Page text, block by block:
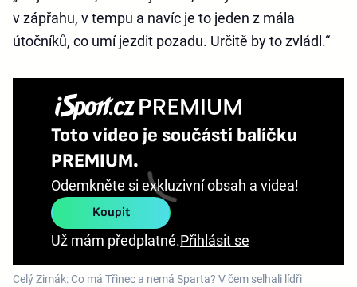
v zápřahu, v tempu a navíc je to jeden z mála
útočníků, co umí jezdit pozadu. Určitě by to zvládl.“
Toto video je součástí balíčku
PREMIUM.
Odemkněte si exkluzivní obsah a videa!
Koupit
Už mám předplatné.Přihlásit se
Celý Zimák: Co má Třinec a nemá Sparta? V čem selhali lídři